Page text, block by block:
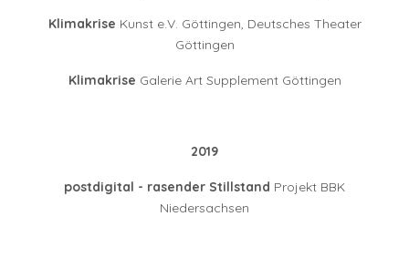
Klimakrise Kunst e.V. Göttingen, Deutsches Theater
Göttingen
Klimakrise Galerie Art Supplement Göttingen
2019
postdigital - rasender Stillstand Projekt BBK
Niedersachsen